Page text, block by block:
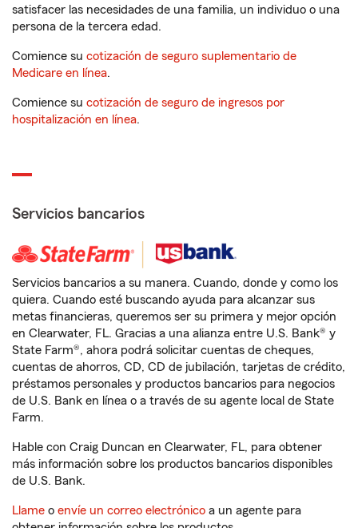
satisfacer las necesidades de una familia, un individuo o una
persona de la tercera edad.
Comience su cotización de seguro suplementario de
Medicare en línea.
Comience su cotización de seguro de ingresos por
hospitalización en línea.
Servicios bancarios
Servicios bancarios a su manera. Cuando, donde y como los
quiera. Cuando esté buscando ayuda para alcanzar sus
metas financieras, queremos ser su primera y mejor opción
en Clearwater, FL. Gracias a una alianza entre U.S. Bank® y
State Farm®, ahora podrá solicitar cuentas de cheques,
cuentas de ahorros, CD, CD de jubilación, tarjetas de crédito,
préstamos personales y productos bancarios para negocios
de U.S. Bank en línea o a través de su agente local de State
Farm.
Hable con Craig Duncan en Clearwater, FL, para obtener
más información sobre los productos bancarios disponibles
de U.S. Bank.
Llame o envíe un correo electrónico a un agente para